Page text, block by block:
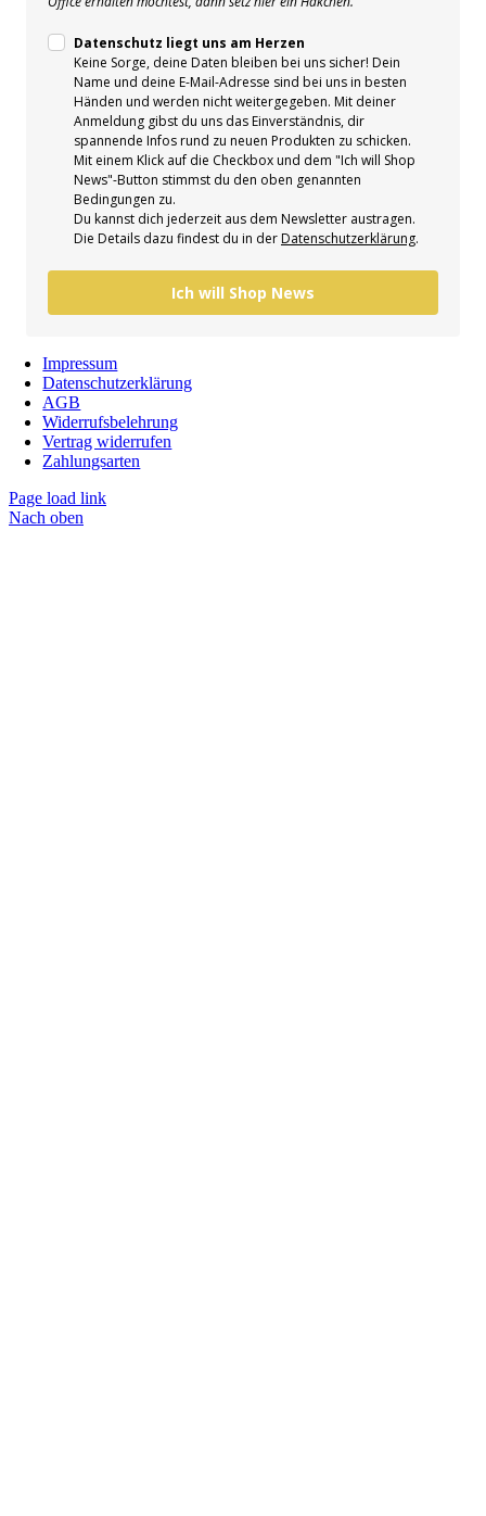
Datenschutz liegt uns am Herzen
Keine Sorge, deine Daten bleiben bei uns sicher! Dein
Name und deine E-Mail-Adresse sind bei uns in besten
Händen und werden nicht weitergegeben. Mit deiner
Anmeldung gibst du uns das Einverständnis, dir
spannende Infos rund zu neuen Produkten zu schicken.
Mit einem Klick auf die Checkbox und dem "Ich will Shop
News"-Button stimmst du den oben genannten
Bedingungen zu.
Du kannst dich jederzeit aus dem Newsletter austragen.
Die Details dazu findest du in derDatenschutzerklärung.
Ich will Shop News
Impressum
Datenschutzerklärung
AGB
Widerrufsbelehrung
Vertrag widerrufen
Zahlungsarten
Page load link
Nach oben